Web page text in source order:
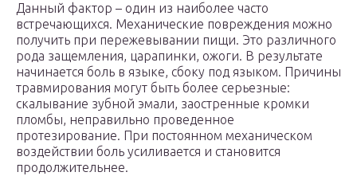
Данный фактор – один из наиболее часто
встречающихся. Механические повреждения можно
получить при пережевывании пищи. Это различного
рода защемления, царапинки, ожоги. В результате
начинается боль в языке, сбоку под языком. Причины
травмирования могут быть более серьезные:
скалывание зубной эмали, заостренные кромки
пломбы, неправильно проведенное
протезирование. При постоянном механическом
воздействии боль усиливается и становится
продолжительнее.